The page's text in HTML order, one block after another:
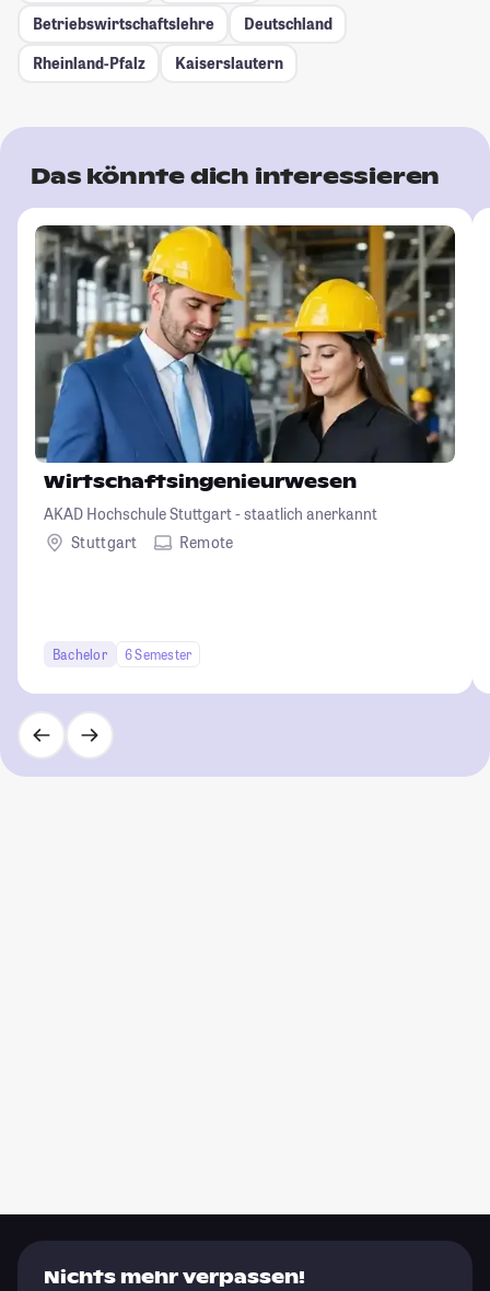
Betriebswirtschaftslehre
Deutschland
Rheinland-Pfalz
Kaiserslautern
Das könnte dich interessieren
Wirtschaftsingenieurwesen
AKAD Hochschule Stuttgart - staatlich anerkannt
Stuttgart
Remote
Bachelor 6 Semester
Nichts mehr verpassen!